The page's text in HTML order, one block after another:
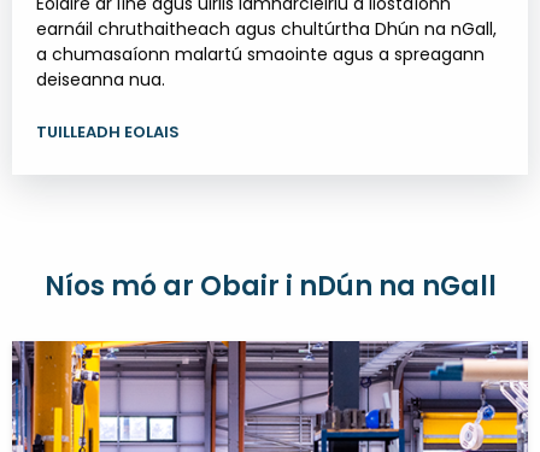
earnáil chruthaitheach agus chultúrtha Dhún na nGall,
a chumasaíonn malartú smaointe agus a spreagann
deiseanna nua.
TUILLEADH EOLAIS
Níos mó ar Obair i nDún na nGall